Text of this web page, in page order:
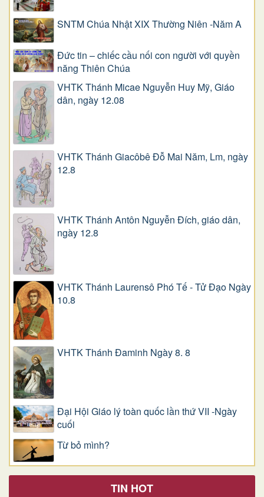
SNTM Chúa Nhật XIX Thường Niên -Năm A
Đức tin – chiếc cầu nối con người với quyền
năng Thiên Chúa
VHTK Thánh Micae Nguyễn Huy Mỹ, Giáo
dân, ngày 12.08
VHTK Thánh Giacôbê Ðỗ Mai Năm, Lm, ngày
12.8
VHTK Thánh Antôn Nguyễn Ðích, giáo dân,
ngày 12.8
VHTK Thánh Laurensô Phó Tế - Tử Đạo Ngày
10.8
VHTK Thánh Đaminh Ngày 8. 8
Đại Hội Giáo lý toàn quốc lần thứ VII -Ngày
cuối
Từ bỏ mình?
TIN HOT